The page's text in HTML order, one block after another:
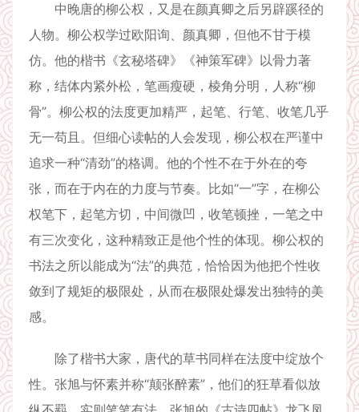
中晚唐的柳公权，又是在颜真卿之后另辟蹊径的
人物。柳公权学过欧阳询、颜真卿，但他不甘于模
仿。他的楷书《玄秘塔碑》《神策军碑》以骨力著
称，结体内紧外松，笔画瘦硬，棱角分明，人称“柳
骨”。柳公权的法度更加精严，起笔、行笔、收笔几乎
无一苟且。但细心读帖的人会发现，柳公权在严谨中
追求一种“清劲”的格调。他的个性不在于外在的夸
张，而在于内在的力度与节奏。比如“一”字，在柳公
权笔下，起笔方切，中间微凹，收笔顿挫，一笔之中
有三次变化，这种精致正是他个性的体现。柳公权的
书法之所以能成为“法”的典范，恰恰因为他把个性收
敛到了规矩的极限处，从而在极限处爆发出独特的美
感。
除了楷书大家，唐代的草书同样在法度中绽放个
性。张旭与怀素并称“颠张醉素”，他们的狂草看似放